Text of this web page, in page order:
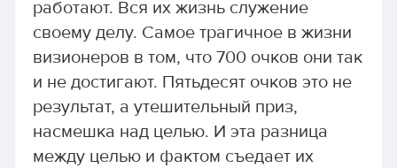
работают. Вся их жизнь служение
своему делу. Самое трагичное в жизни
визионеров в том, что 700 очков они так
и не достигают. Пятьдесят очков это не
результат, а утешительный приз,
насмешка над целью. И эта разница
между целью и фактом съедает их